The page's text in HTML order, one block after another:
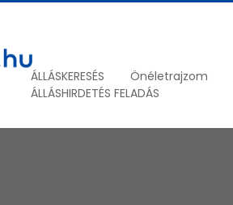
ÁLLÁSKERESÉS Önéletrajzom
ÁLLÁSHIRDETÉS FELADÁS